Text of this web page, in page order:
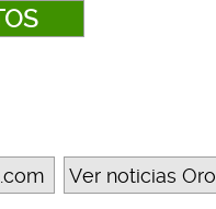
Ver noticias